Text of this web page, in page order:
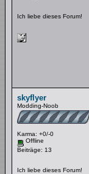
Ich liebe dieses Forum!
skyflyer
Modding-Noob
Karma: +0/-0
Offline
Beiträge: 13
Ich liebe dieses Forum!